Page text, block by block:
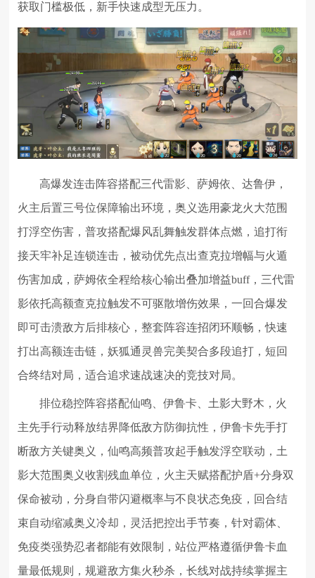
获取门槛极低，新手快速成型无压力。
高爆发连击阵容搭配三代雷影、萨姆依、达鲁伊，
火主后置三号位保障输出环境，奥义选用豪龙火大范围
打浮空伤害，普攻搭配爆风乱舞触发群体点燃，追打衔
接天牢补足连锁连击，被动优先点出查克拉增幅与火遁
伤害加成，萨姆依全程给核心输出叠加增益buff，三代雷
影依托高额查克拉触发不可驱散增伤效果，一回合爆发
即可击溃敌方后排核心，整套阵容连招闭环顺畅，快速
打出高额连击链，妖狐通灵兽完美契合多段追打，短回
合终结对局，适合追求速战速决的竞技对局。
排位稳控阵容搭配仙鸣、伊鲁卡、土影大野木，火
主先手行动释放结界降低敌方防御抗性，伊鲁卡先手打
断敌方关键奥义，仙鸣高频普攻起手触发浮空联动，土
影大范围奥义收割残血单位，火主天赋搭配护盾+分身双
保命被动，分身自带闪避概率与不良状态免疫，回合结
束自动缩减奥义冷却，灵活把控出手节奏，针对霸体、
免疫类强势忍者都能有效限制，站位严格遵循伊鲁卡血
量最低规则，规避敌方集火秒杀，长线对战持续掌握主